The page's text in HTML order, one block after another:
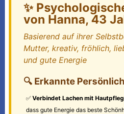
✨
von Hanna, 43
Basierend auf ihrer
Mutter, kreativ, fröhlich,
und gute Energie
🔍 Erkannte
✅ Verbindet Lachen mit
dass gute Energie das beste